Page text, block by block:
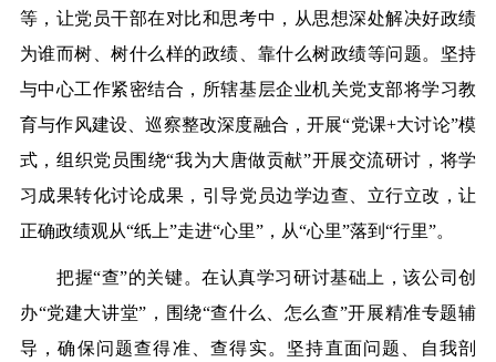
等，让党员干部在对比和思考中，从思想深处解决好政绩
为谁而树、树什么样的政绩、靠什么树政绩等问题。坚持
与中心工作紧密结合，所辖基层企业机关党支部将学习教
育与作风建设、巡察整改深度融合，开展“党课+大讨论”模
式，组织党员围绕“我为大唐做贡献”开展交流研讨，将学
习成果转化讨论成果，引导党员边学边查、立行立改，让
正确政绩观从“纸上”走进“心里”，从“心里”落到“行里”。
把握“查”的关键。在认真学习研讨基础上，该公司创
办“党建大讲堂”，围绕“查什么、怎么查”开展精准专题辅
导，确保问题查得准、查得实。坚持直面问题、自我剖